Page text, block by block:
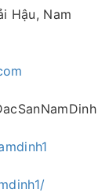
Hậu, Nam